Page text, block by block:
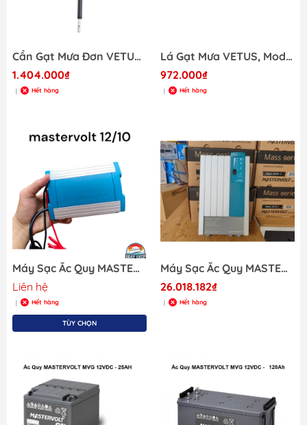
Cần Gạt Mưa Đơn VETUS, Model: RWAL, Màu Đen, Chiều Dài 395 đến 481mm.
1.404.000₫
| Hết hàng
Lá Gạt Mưa VETUS, Model WBS51, Phủ Bóng, Chiều Dài 508mm.hàng mới 100%
972.000₫
| Hết hàng
Máy Sạc Ắc Quy MASTERVOLT 12/10, Model: 43011000, serial H909L0055, Đầu Vào: 220V-240V , 50/60Hz , Đầu Ra: 14.25V-10A. Cho Tàu Thuyền
Liên hệ
| Hết hàng
TÙY CHỌN
Máy Sạc Ắc Quy MASTERVOLT MASS 24/25, Model: 40020256, Serial: J517R0072, Đầu Vào: 230 V (180-265 V), 50/60 Hz, Đầu Ra: 25 A - 28.5 V
26.018.182₫
| Hết hàng